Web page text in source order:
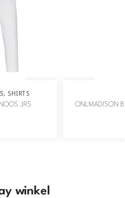
,SHIRTS
JRS ONLMADISON
winkel